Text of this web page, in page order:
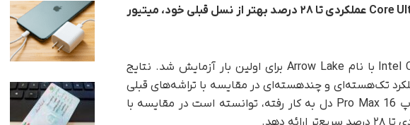
طبق نتایج جدید بنچمارک‌ها، پردازنده اینتل Core Ultra 9 285H عملکردی تا ۲۸ درصد بهتر از نسل قبلی خود، میتیور
به گزارش تک‌ناک،‌پردازنده قدرتمند Intel Core Ultra 9 285H با نام Arrow Lake برای اولین بار آزمایش شد. نتایج
تک‌هسته‌ای و چند‌هسته‌ای در مقایسه با تراشه‌های قبلی
سری میتیور لیک است. این پردازنده جدید که در لپ‌تاپ Pro Max 16 دل به‌ کار رفته، توانسته است در مقایسه با